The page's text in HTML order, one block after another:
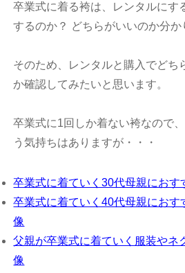
卒業式に着る袴は、レンタルにす
するのか？ どちらがいいのか分か
そのため、レンタルと購入でどち
か確認してみたいと思います。
卒業式に1回しか着ない袴なので
う気持ちはありますが・・・
卒業式に着ていく30代母親におす
卒業式に着ていく40代母親におす
像
父親が卒業式に着ていく服装やネ
像